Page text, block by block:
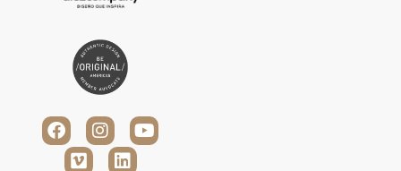
F
a
c
I
n
s
Y
o
V
i
m
L
i
n